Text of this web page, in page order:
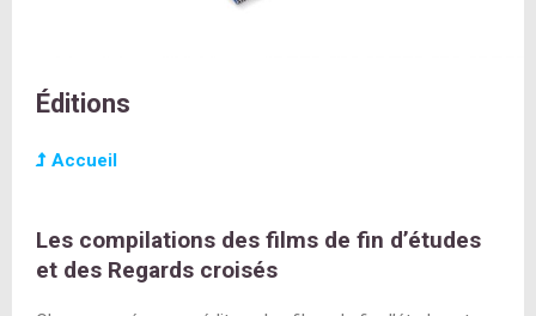
Éditions
Accueil
Les compilations des films de fin d’études
et des Regards croisés